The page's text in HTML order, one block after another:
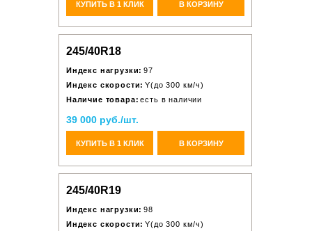
КУПИТЬ В 1 КЛИК В КОРЗИНУ
245/40R18
Индекс нагрузки: 97
Индекс скорости: Y(до 300 км/ч)
Наличие товара: есть в наличии
39 000 руб./шт.
КУПИТЬ В 1 КЛИК В КОРЗИНУ
245/40R19
Индекс нагрузки: 98
Индекс скорости: Y(до 300 км/ч)